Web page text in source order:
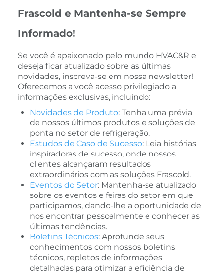
Frascold e Mantenha-se Sempre
Informado!
Se você é apaixonado pelo mundo HVAC&R e
deseja ficar atualizado sobre as últimas
novidades, inscreva-se em nossa newsletter!
Oferecemos a você acesso privilegiado a
informações exclusivas, incluindo:
Novidades de Produto: Tenha uma prévia
de nossos últimos produtos e soluções de
ponta no setor de refrigeração.
Estudos de Caso de Sucesso: Leia histórias
inspiradoras de sucesso, onde nossos
clientes alcançaram resultados
extraordinários com as soluções Frascold.
Eventos do Setor: Mantenha-se atualizado
sobre os eventos e feiras do setor em que
participamos, dando-lhe a oportunidade de
nos encontrar pessoalmente e conhecer as
últimas tendências.
Boletins Técnicos: Aprofunde seus
conhecimentos com nossos boletins
técnicos, repletos de informações
detalhadas para otimizar a eficiência de